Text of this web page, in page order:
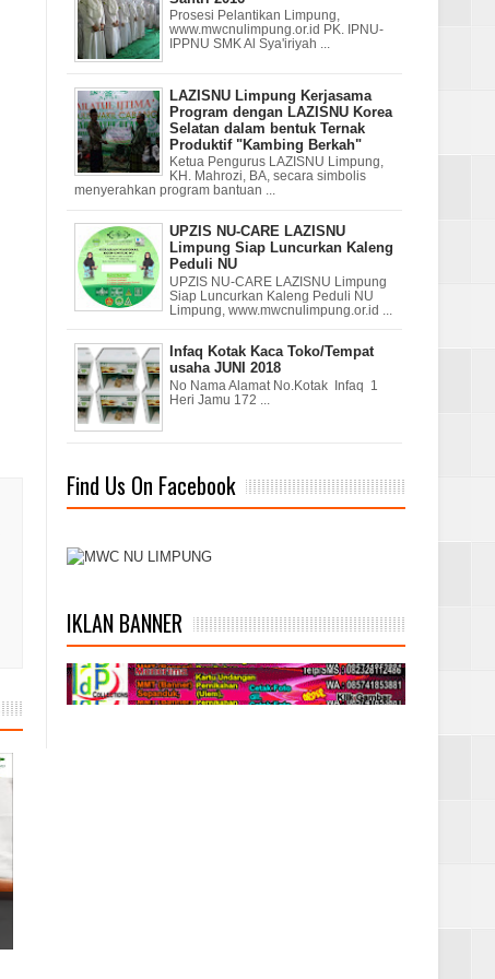
Prosesi Pelantikan Limpung,
www.mwcnulimpung.or.id PK. IPNU-
IPPNU SMK Al Sya'iriyah ...
LAZISNU Limpung Kerjasama
Program dengan LAZISNU Korea
Selatan dalam bentuk Ternak
Produktif "Kambing Berkah"
Ketua Pengurus LAZISNU Limpung,
KH. Mahrozi, BA, secara simbolis
menyerahkan program bantuan ...
UPZIS NU-CARE LAZISNU
Limpung Siap Luncurkan Kaleng
Peduli NU
UPZIS NU-CARE LAZISNU Limpung
Siap Luncurkan Kaleng Peduli NU
Limpung, www.mwcnulimpung.or.id ...
Infaq Kotak Kaca Toko/Tempat
usaha JUNI 2018
No Nama Alamat No.Kotak Infaq 1
Heri Jamu 172 ...
Find Us On Facebook
IKLAN BANNER